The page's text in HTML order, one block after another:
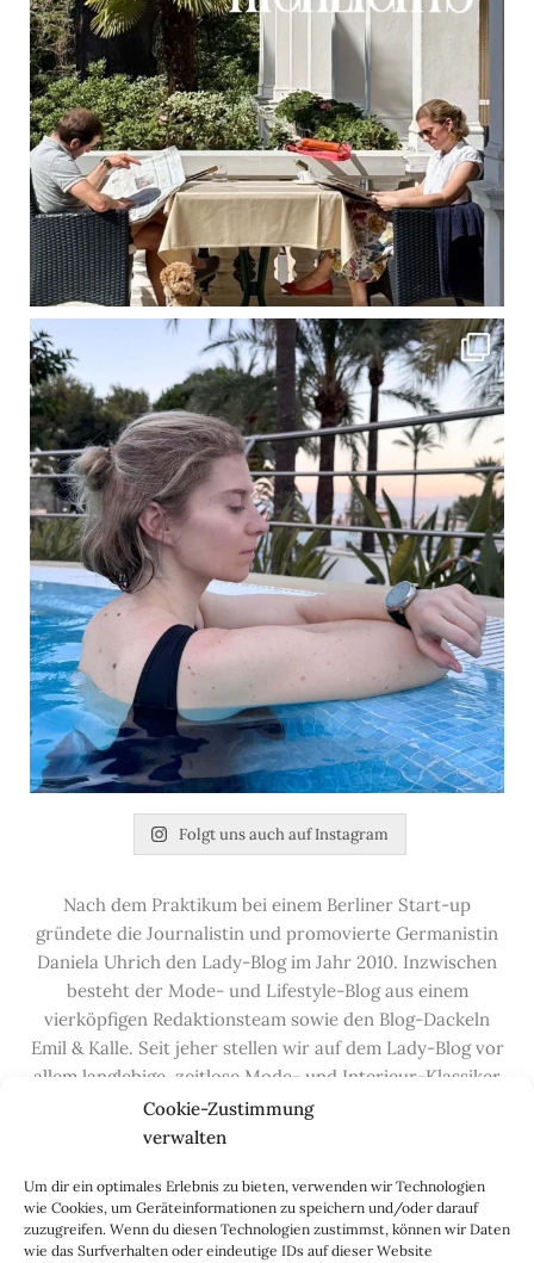
Cookie-Zustimmung
verwalten
Um dir ein optimales Erlebnis zu bieten, verwenden wir Technologien
wie Cookies, um Geräteinformationen zu speichern und/oder darauf
zuzugreifen. Wenn du diesen Technologien zustimmst, können wir Daten
wie das Surfverhalten oder eindeutige IDs auf dieser Website
Folgt uns auch auf Instagram
Nach dem Praktikum bei einem Berliner Start-up
gründete die Journalistin und promovierte Germanistin
Daniela Uhrich den Lady-Blog im Jahr 2010. Inzwischen
besteht der Mode- und Lifestyle-Blog aus einem
vierköpfigen Redaktionsteam sowie den Blog-Dackeln
Emil & Kalle. Seit jeher stellen wir auf dem Lady-Blog vor
allem langlebige, zeitlose Mode- und Interieur-Klassiker
vor, die hochwertig verarbeitet und unter guten
Bedingungen hergestellt wurden – gerne „Made in
Handwerksberufe und kleine feine Firmen, denen wir
hier auf dem Blog eine Präsentationsfläche bieten, sowie
alle Dinge, die das Leben ein bisschen schöner machen.